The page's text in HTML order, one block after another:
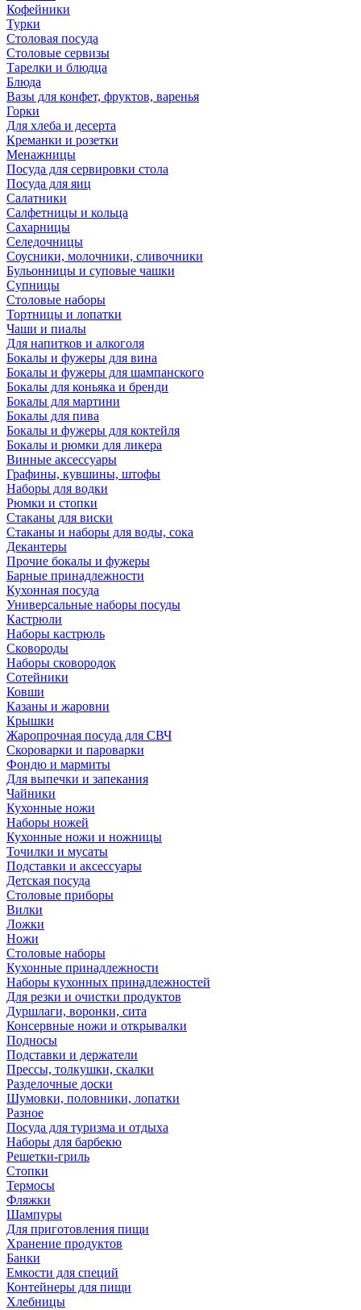
Кофейники
Турки
Столовая посуда
Столовые сервизы
Тарелки и блюдца
Блюда
Вазы для конфет, фруктов, варенья
Горки
Для хлеба и десерта
Креманки и розетки
Менажницы
Посуда для сервировки стола
Посуда для яиц
Салатники
Салфетницы и кольца
Сахарницы
Селедочницы
Соусники, молочники, сливочники
Бульонницы и суповые чашки
Супницы
Столовые наборы
Тортницы и лопатки
Чаши и пиалы
Для напитков и алкоголя
Бокалы и фужеры для вина
Бокалы и фужеры для шампанского
Бокалы для коньяка и бренди
Бокалы для мартини
Бокалы для пива
Бокалы и фужеры для коктейля
Бокалы и рюмки для ликера
Винные аксессуары
Графины, кувшины, штофы
Наборы для водки
Рюмки и стопки
Стаканы для виски
Стаканы и наборы для воды, сока
Декантеры
Прочие бокалы и фужеры
Барные принадлежности
Кухонная посуда
Универсальные наборы посуды
Кастрюли
Наборы кастрюль
Сковороды
Наборы сковородок
Сотейники
Ковши
Казаны и жаровни
Крышки
Жаропрочная посуда для СВЧ
Скороварки и пароварки
Фондю и мармиты
Для выпечки и запекания
Чайники
Кухонные ножи
Наборы ножей
Кухонные ножи и ножницы
Точилки и мусаты
Подставки и аксессуары
Детская посуда
Столовые приборы
Вилки
Ложки
Ножи
Столовые наборы
Кухонные принадлежности
Наборы кухонных принадлежностей
Для резки и очистки продуктов
Дуршлаги, воронки, сита
Консервные ножи и открывалки
Подносы
Подставки и держатели
Прессы, толкушки, скалки
Разделочные доски
Шумовки, половники, лопатки
Разное
Посуда для туризма и отдыха
Наборы для барбекю
Решетки-гриль
Стопки
Термосы
Фляжки
Шампуры
Для приготовления пищи
Хранение продуктов
Банки
Емкости для специй
Контейнеры для пищи
Хлебницы